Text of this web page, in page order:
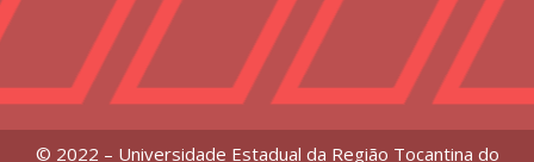
© 2022 – Universidade Estadual da Região Tocantina do